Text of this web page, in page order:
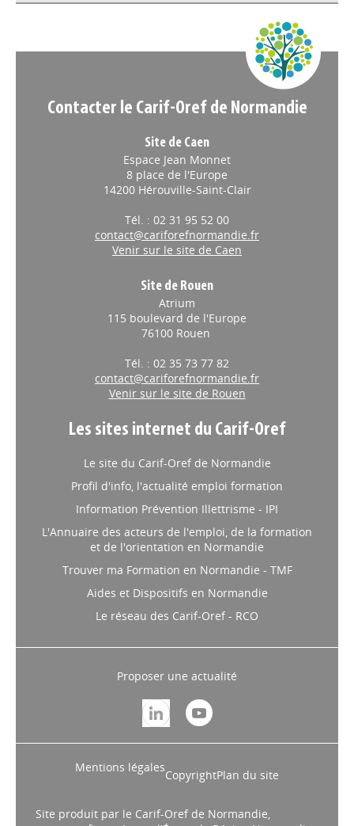
Contacter le Carif-Oref de Normandie
Site de Caen
Espace Jean Monnet
8 place de l'Europe
14200 Hérouville-Saint-Clair
Tél. : 02 31 95 52 00
contact@cariforefnormandie.fr
Venir sur le site de Caen
Site de Rouen
Atrium
115 boulevard de l'Europe
76100 Rouen
Tél. : 02 35 73 77 82
contact@cariforefnormandie.fr
Venir sur le site de Rouen
Les sites internet du Carif-Oref
Le site du Carif-Oref de Normandie
Profil d'info, l'actualité emploi formation
Information Prévention Illettrisme - IPI
L'Annuaire des acteurs de l'emploi, de la formation
et de l'orientation en Normandie
Trouver ma Formation en Normandie - TMF
Aides et Dispositifs en Normandie
Le réseau des Carif-Oref - RCO
Proposer une actualité
Mentions légales
CopyrightPlan du site
Site produit par le Carif-Oref de Normandie,